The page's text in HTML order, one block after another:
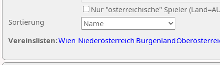
Sortierung
Nur "österreichische" Spieler
Vereinslisten:Wien Niederösterreich Burgenland